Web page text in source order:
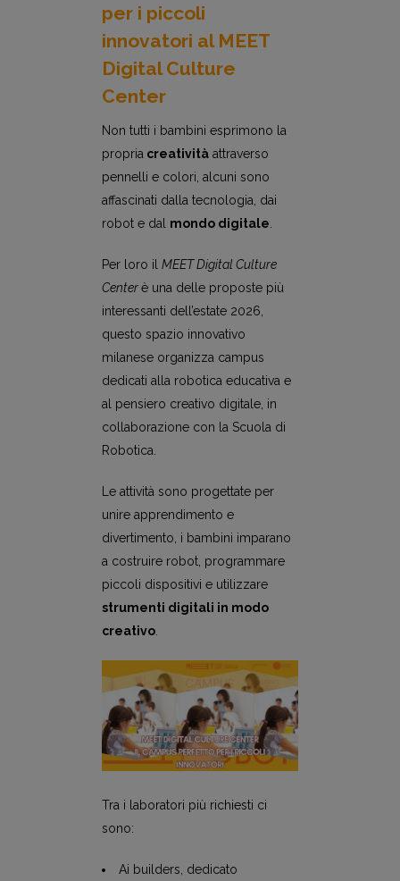
per i piccoli
innovatori al MEET
Digital Culture
Center
Non tutti i bambini esprimono la
propria creativitàattraverso
pennelli e colori, alcuni sono
affascinati dalla tecnologia, dai
robot e dal mondo digitale
Per loro il MEET Digital Culture
Centerè una delle proposte più
interessanti dell’estate 2026,
questo spazio innovativo
milanese organizza campus
dedicati alla robotica educativa e
al pensiero creativo digitale, in
collaborazione con la Scuola di
Robotica.
Le attività sono progettate per
unire apprendimento e
divertimento, i bambini imparano
a costruire robot, programmare
piccoli dispositivi e utilizzare
strumenti digitali in modo
creativo.
Tra i laboratori più richiesti ci
sono:
Ai builders, dedicato